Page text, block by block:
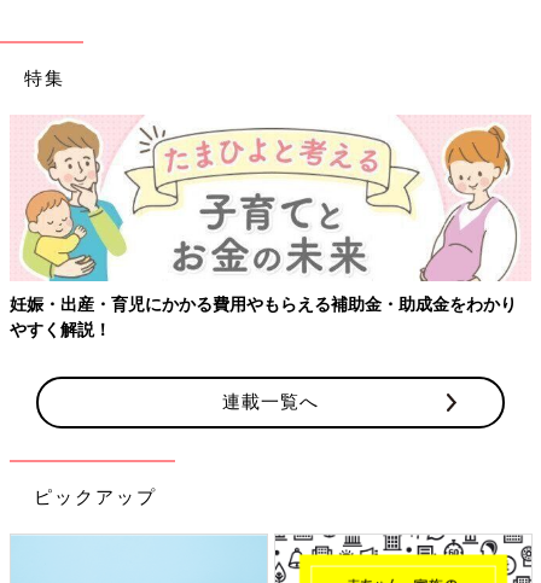
特集
妊娠・出産・育児にかかる費用やもらえる補助金・助成金をわかり
やすく解説！
連載一覧へ
ピックアップ